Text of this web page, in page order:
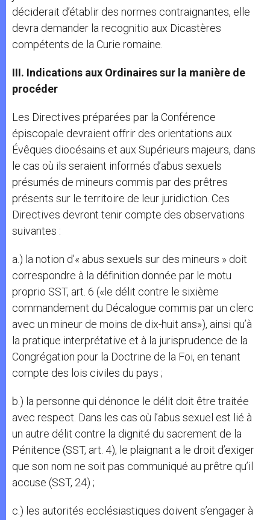
déciderait d’établir des normes contraignantes, elle
devra demander la recognitio aux Dicastères
compétents de la Curie romaine.
III. Indications aux Ordinaires sur la manière de
procéder
Les Directives préparées par la Conférence
épiscopale devraient offrir des orientations aux
Évêques diocésains et aux Supérieurs majeurs, dans
le cas où ils seraient informés d’abus sexuels
présumés de mineurs commis par des prêtres
présents sur le territoire de leur juridiction. Ces
Directives devront tenir compte des observations
suivantes :
a.) la notion d’« abus sexuels sur des mineurs » doit
correspondre à la définition donnée par le motu
proprio SST, art. 6 («le délit contre le sixième
commandement du Décalogue commis par un clerc
avec un mineur de moins de dix-huit ans»), ainsi qu’à
la pratique interprétative et à la jurisprudence de la
Congrégation pour la Doctrine de la Foi, en tenant
compte des lois civiles du pays ;
b.) la personne qui dénonce le délit doit être traitée
avec respect. Dans les cas où l’abus sexuel est lié à
un autre délit contre la dignité du sacrement de la
Pénitence (SST, art. 4), le plaignant a le droit d’exiger
que son nom ne soit pas communiqué au prêtre qu’il
accuse (SST, 24) ;
c.) les autorités ecclésiastiques doivent s’engager à